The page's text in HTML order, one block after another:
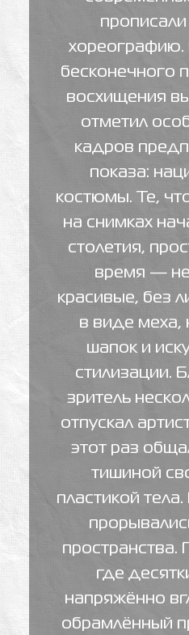
хореографию.
бесконечного
восхищения
отметил
кадров
показа:
костюмы. Те,
на снимках
столетия,
время —
красивые, без
в виде меха,
шапок и
стилизации.
зритель
отпускал
этот раз
тишиной
пластикой
пространства.
где
напряжённо
обрамлённый